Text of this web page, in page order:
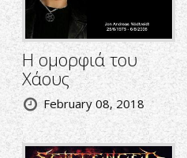
Η ομορφιά του
Χάους
February 08, 2018